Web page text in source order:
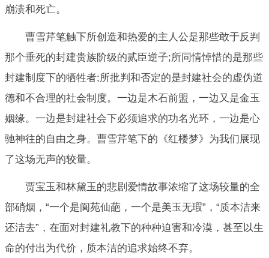
崩溃和死亡。
曹雪芹笔触下所创造和热爱的主人公是那些敢于反判
那个垂死的封建贵族阶级的贰臣逆子;所同情悼惜的是那些
封建制度下的牺牲者;所批判和否定的是封建社会的虚伪道
德和不合理的社会制度。一边是木石前盟，一边又是金玉
姻缘。一边是封建社会下必须追求的功名光环，一边是心
驰神往的自由之身。曹雪芹笔下的《红楼梦》为我们展现
了这场无声的较量。
贾宝玉和林黛玉的悲剧爱情故事浓缩了这场较量的全
部硝烟，“一个是阆苑仙葩，一个是美玉无瑕”，“质本洁来
还洁去”，在面对封建礼教下的种种迫害和冷漠，甚至以生
命的付出为代价，质本洁的追求始终不弃。